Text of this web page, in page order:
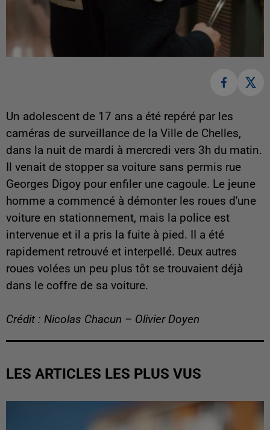
Un adolescent de 17 ans a été repéré par les
caméras de surveillance de la Ville de Chelles,
dans la nuit de mardi à mercredi vers 3h du matin.
Il venait de stopper sa voiture sans permis rue
Georges Digoy pour enfiler une cagoule. Le jeune
homme a commencé à démonter les roues d'une
voiture en stationnement, mais la police est
intervenue et il a pris la fuite à pied. II a été
rapidement retrouvé et interpellé. Deux autres
roues volées un peu plus tôt se trouvaient déjà
dans le coffre de sa voiture.
Crédit : Nicolas Chacun – Olivier Doyen
LES ARTICLES LES PLUS VUS